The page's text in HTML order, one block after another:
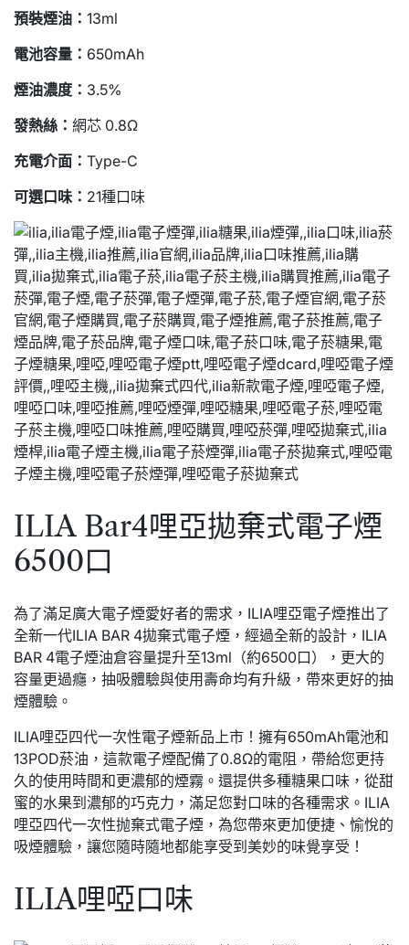
預裝煙油： 13ml
電池容量： 650mAh
煙油濃度： 3.5%
發熱絲： 網芯 0.8Ω
充電介面： Type-C
可選口味： 21種口味
ILIA Bar4哩亞拋棄式電子煙
6500口
為了滿足廣大電子煙愛好者的需求，ILIA哩亞電子煙推出了
全新一代ILIA BAR 4拋棄式電子煙，經過全新的設計，ILIA
BAR 4電子煙油倉容量提升至13ml（約6500口），更大的
容量更過癮，抽吸體驗與使用壽命均有升級，帶來更好的抽
煙體驗。
ILIA哩亞四代一次性電子煙新品上市！擁有650mAh電池和
13POD菸油，這款電子煙配備了0.8Ω的電阻，帶給您更持
久的使用時間和更濃郁的煙霧。還提供多種糖果口味，從甜
蜜的水果到濃郁的巧克力，滿足您對口味的各種需求。ILIA
哩亞四代一次性抛棄式電子煙，為您帶來更加便捷、愉悅的
吸煙體驗，讓您隨時隨地都能享受到美妙的味覺享受！
ILIA哩啞口味